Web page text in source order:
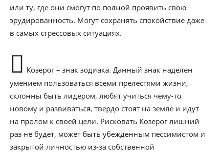
или ту, где они смогут по полной проявить свою
эрудированность. Могут сохранять спокойствие даже
в самых стрессовых ситуациях.
Козерог – знак зодиака. Данный знак наделен
умением пользоваться всеми прелестями жизни,
склонны быть лидером, любят учиться чему-то
новому и развиваться, твердо стоят на земле и идут
на пролом к своей цели. Рисковать Козерог лишний
раз не будет, может быть убежденным пессимистом и
закрытой личностью из-за собственной